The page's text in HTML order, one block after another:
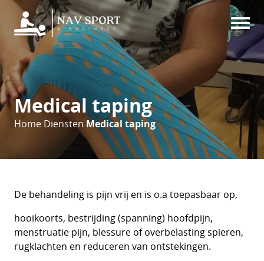
Medical taping
Home Diensten Medical taping
De behandeling is pijn vrij en is o.a toepasbaar op,
hooikoorts, bestrijding (spanning) hoofdpijn,
menstruatie pijn, blessure of overbelasting spieren,
rugklachten en reduceren van ontstekingen.